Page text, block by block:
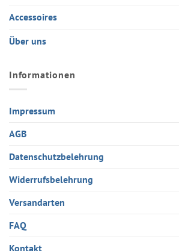
Accessoires
Über uns
Informationen
Impressum
AGB
Datenschutzbelehrung
Widerrufsbelehrung
Versandarten
FAQ
Kontakt